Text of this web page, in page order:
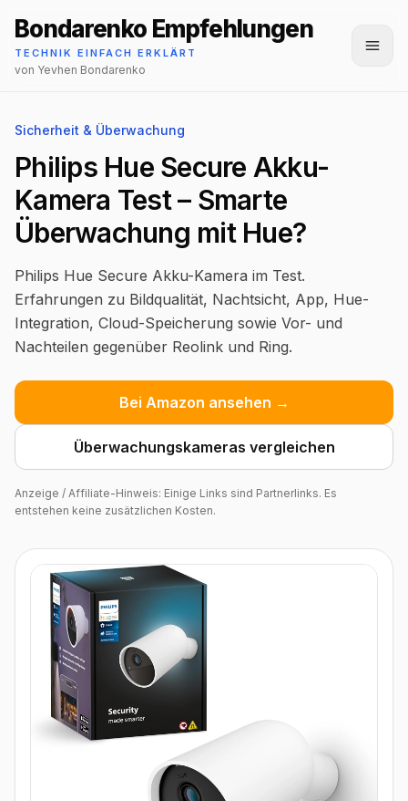
Bondarenko Empfehlungen
TECHNIK EINFACH ERKLÄRT
von Yevhen Bondarenko
Sicherheit & Überwachung
Philips Hue Secure Akku-
Kamera Test – Smarte
Überwachung mit Hue?
Philips Hue Secure Akku-Kamera im Test.
Erfahrungen zu Bildqualität, Nachtsicht, App, Hue-
Integration, Cloud-Speicherung sowie Vor- und
Nachteilen gegenüber Reolink und Ring.
Bei Amazon ansehen →
Überwachungskameras vergleichen
Anzeige / Affiliate-Hinweis: Einige Links sind Partnerlinks. Es
entstehen keine zusätzlichen Kosten.